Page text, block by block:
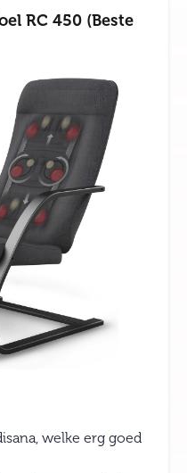
RC 450 (Beste
welke erg goed